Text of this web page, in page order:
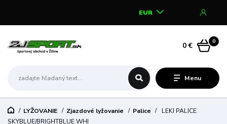
Menu
EUR
0
0 €
LYŽOVANIE Zjazdové lyžovanie Palice
LEKI PALICE
SKYBLUE/BRIGHTBLUE WHI